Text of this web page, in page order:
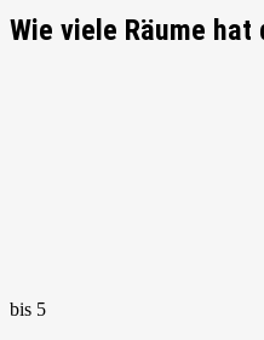
Wie viele Räume hat
bis 5